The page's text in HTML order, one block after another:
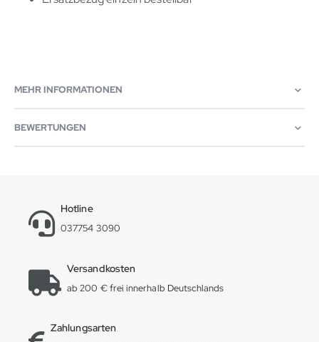
MEHR INFORMATIONEN
BEWERTUNGEN
Hotline
037754 3090
Versandkosten
ab 200 € frei innerhalb Deutschlands
Zahlungsarten